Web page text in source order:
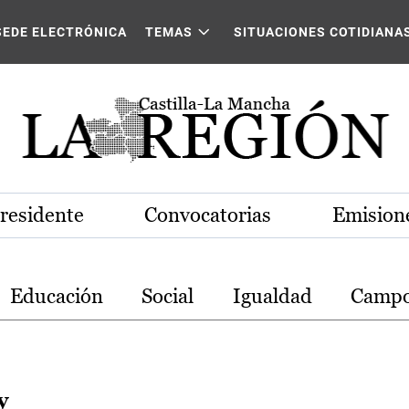
La Mancha
ELECTRÓNICA TEMAS SITUACIONES
Convocatorias
Educación Social Igualdad